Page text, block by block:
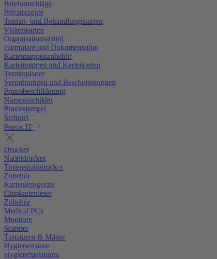
Briefumschläge
Privatrezepte
Termin- und Behandlungskarten
Visitenkarten
Organisationsmittel
Formulare und Dokumentation
Karteimappenzubehör
Karteimappen und Karteikarten
Terminplaner
Verordnungen und Bescheinigungen
Praxisbeschilderung
Namensschilder
Praxisstempel
Stempel
Praxis-IT
Drucker
Nadeldrucker
Tintenstrahldrucker
Zubehör
Kartenlesegeräte
Chipkartenleser
Zubehör
Medical PCs
Monitore
Scanner
Tastaturen & Mäuse
Hygienemäuse
Hygienetastaturen